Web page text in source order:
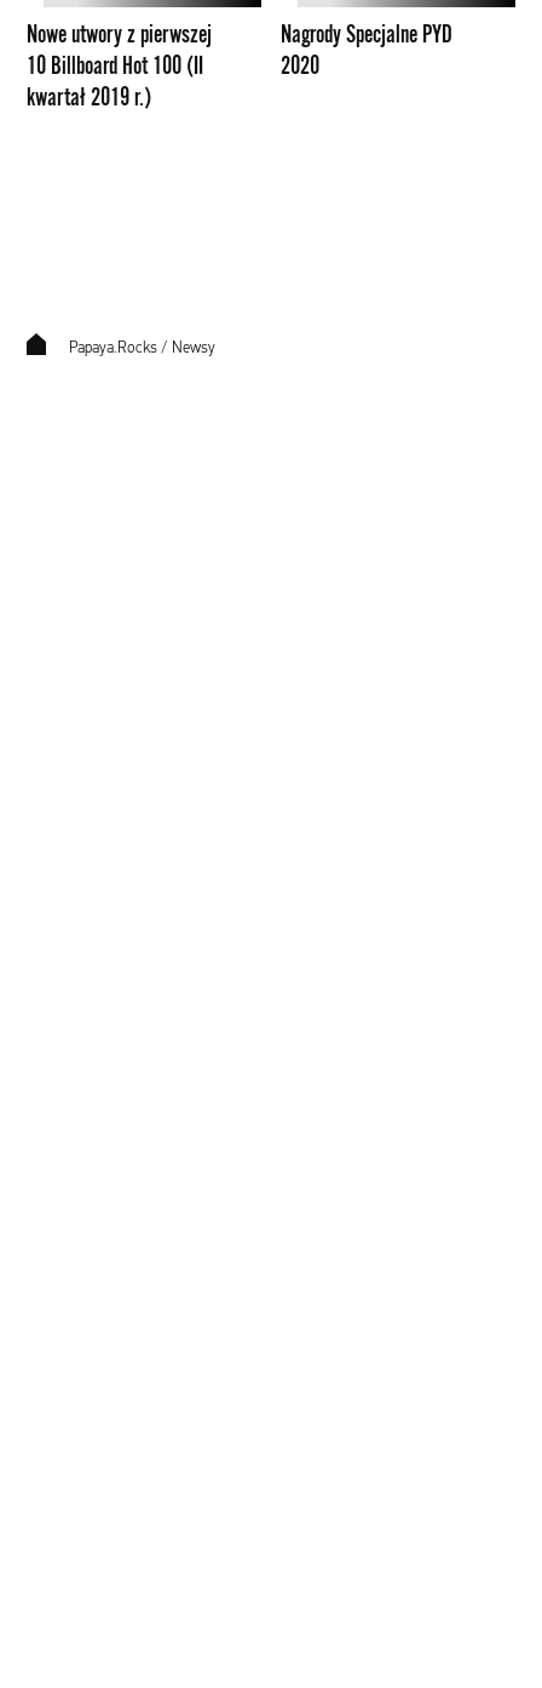
Billboard
Hot
100
(II
Nowe utwory z pierwszej
10 Billboard Hot 100 (II
kwartał 2019 r.)
Nagrody Specjalne PYD
2020
Papaya.Rocks / Newsy